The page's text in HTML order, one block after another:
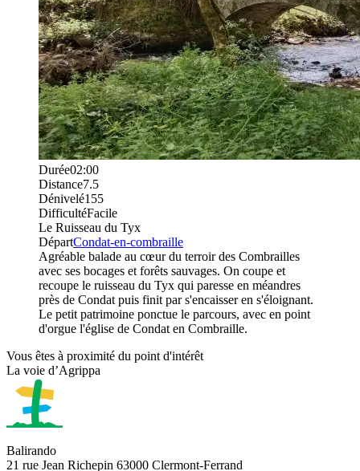
Durée02:00
Distance7.5
Dénivelé155
DifficultéFacile
Le Ruisseau du Tyx
DépartCondat-en-combraille
Agréable balade au cœur du terroir des Combrailles
avec ses bocages et forêts sauvages. On coupe et
recoupe le ruisseau du Tyx qui paresse en méandres
près de Condat puis finit par s'encaisser en s'éloignant.
Le petit patrimoine ponctue le parcours, avec en point
d'orgue l'église de Condat en Combraille.
Vous êtes à proximité du point d'intérêt
La voie d’Agrippa
Balirando
21 rue Jean Richepin 63000 Clermont-Ferrand